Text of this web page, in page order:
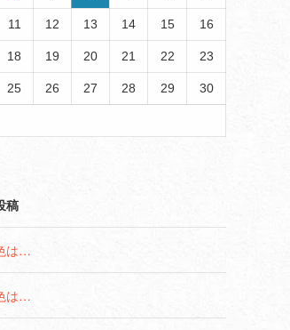
11 12 13 14 15 16
18 19 20 21 22 23
25 26 27 28 29 30
稿
は…
は…